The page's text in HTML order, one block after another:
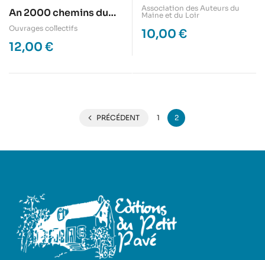
An 2000 chemins du
Petit Pavé
Ouvrages collectifs
12,00 €
Sarthe et Mayenne
Association des Auteurs du
Maine et du Loir
10,00 €
PRÉCÉDENT 1 2